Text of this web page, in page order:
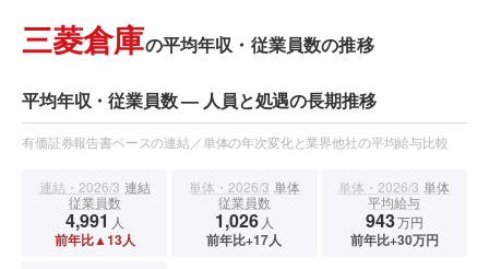
三菱倉庫の平均年収・従業員数の推移
平均年収・従業員数 — 人員と処遇の長期推移
有価証券報告書ベースの連結／単体の年次変化と業界他社の平均給与比較
連結・2026/3 連結
従業員数
4,991 人
前年比▲13人
単体・2026/3 単体
従業員数
1,026 人
前年比+17人
単体・2026/3 単体
平均給与
943万円
前年比+30万円